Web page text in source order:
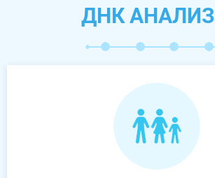
ДНК